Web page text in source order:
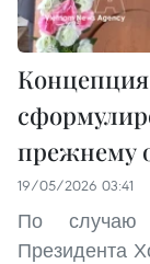
прежнему
19/05/2026 03:41
По случаю
Президента